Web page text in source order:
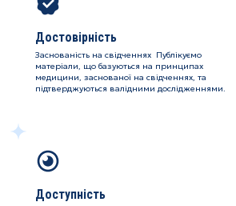
Достовірність
Заснованість на свідченнях Публікуємо
матеріали, що базуються на принципах
медицини, заснованої на свідченнях, та
підтверджуються валідними дослідженнями.
Доступність